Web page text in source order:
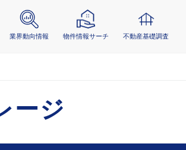
業界動向情報 物件情報サーチ 不動産基礎調査
ージ